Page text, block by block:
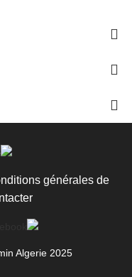
générales de
Algerie 2025.